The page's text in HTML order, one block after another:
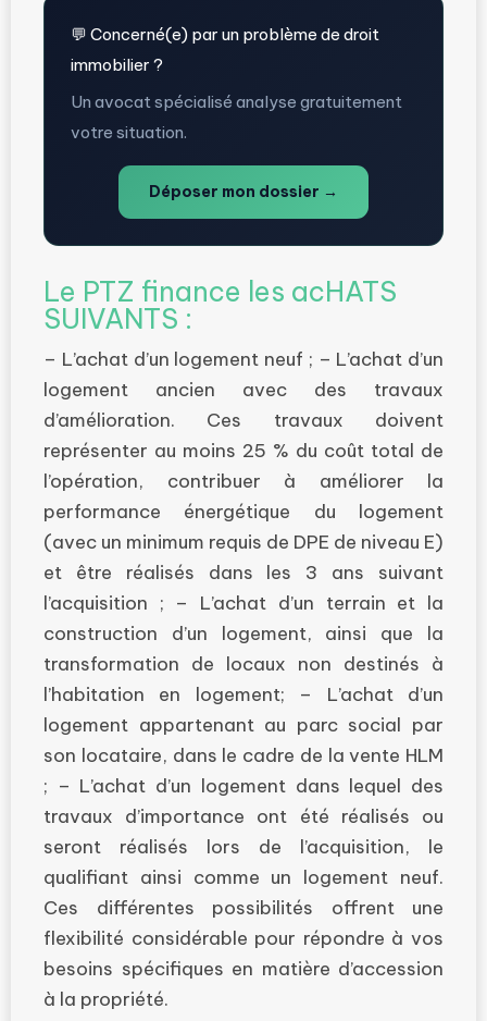
💬 Concerné(e) par un problème de droit
immobilier ?
Un avocat spécialisé analyse gratuitement
votre situation.
Déposer mon dossier →
Le PTZ finance les acHATS
SUIVANTS :
– L’achat d’un logement neuf ; – L’achat d’un
logement ancien avec des travaux
d’amélioration. Ces travaux doivent
représenter au moins 25 % du coût total de
l’opération, contribuer à améliorer la
performance énergétique du logement
(avec un minimum requis de DPE de niveau E)
et être réalisés dans les 3 ans suivant
l’acquisition ; – L’achat d’un terrain et la
construction d’un logement, ainsi que la
transformation de locaux non destinés à
l’habitation en logement; – L’achat d’un
logement appartenant au parc social par
son locataire, dans le cadre de la vente HLM
; – L’achat d’un logement dans lequel des
travaux d’importance ont été réalisés ou
seront réalisés lors de l’acquisition, le
qualifiant ainsi comme un logement neuf.
Ces différentes possibilités offrent une
flexibilité considérable pour répondre à vos
besoins spécifiques en matière d’accession
à la propriété.